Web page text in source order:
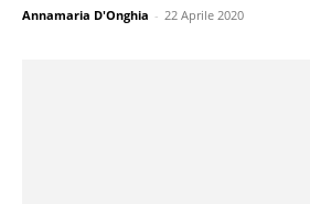
Annamaria D'Onghia - 22 Aprile 2020